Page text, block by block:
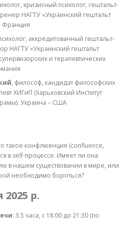
кризисный психолог, гештальт-
НАГТУ «Украинский гештальт
Франция
аккредитованный гештальт-
НАГТУ «Украинский гештальт
и терапевтических
, философ, кандидат философских
ХИГиП (Харьковский Институт
Украина – США
такое конфлюенция (confluence,
в self-процессе. Имеет ли она
в нашем существовании в мире, или
необходимо бороться?
2025 р.
: 3.5 часа, с 18:00 до 21:30 (по